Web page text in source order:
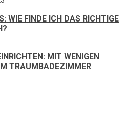
WIE FINDE ICH DAS RICHTIGE
MIT WENIGEN
TRAUMBADEZIMMER